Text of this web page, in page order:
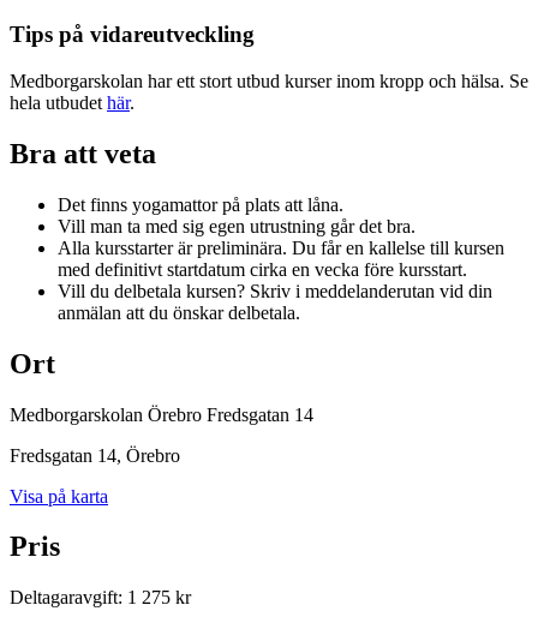
Tips på vidareutveckling
Medborgarskolan har ett stort utbud kurser inom kropp och hälsa. Se
hela utbudet här.
Bra att veta
Det finns yogamattor på plats att låna.
Vill man ta med sig egen utrustning går det bra.
Alla kursstarter är preliminära. Du får en kallelse till kursen
med definitivt startdatum cirka en vecka före kursstart.
Vill du delbetala kursen? Skriv i meddelanderutan vid din
anmälan att du önskar delbetala.
Ort
Medborgarskolan Örebro Fredsgatan 14
Fredsgatan 14, Örebro
Visa på karta
Pris
Deltagaravgift: 1 275 kr